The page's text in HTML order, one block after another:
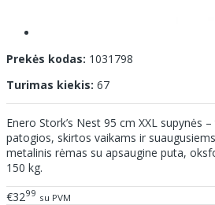
Prekės kodas: 1031798
Turimas kiekis: 67
Enero Stork’s Nest 95 cm XXL supynės
patogios, skirtos vaikams ir
metalinis rėmas su apsaugine puta,
150 kg.
€3299 su PVM